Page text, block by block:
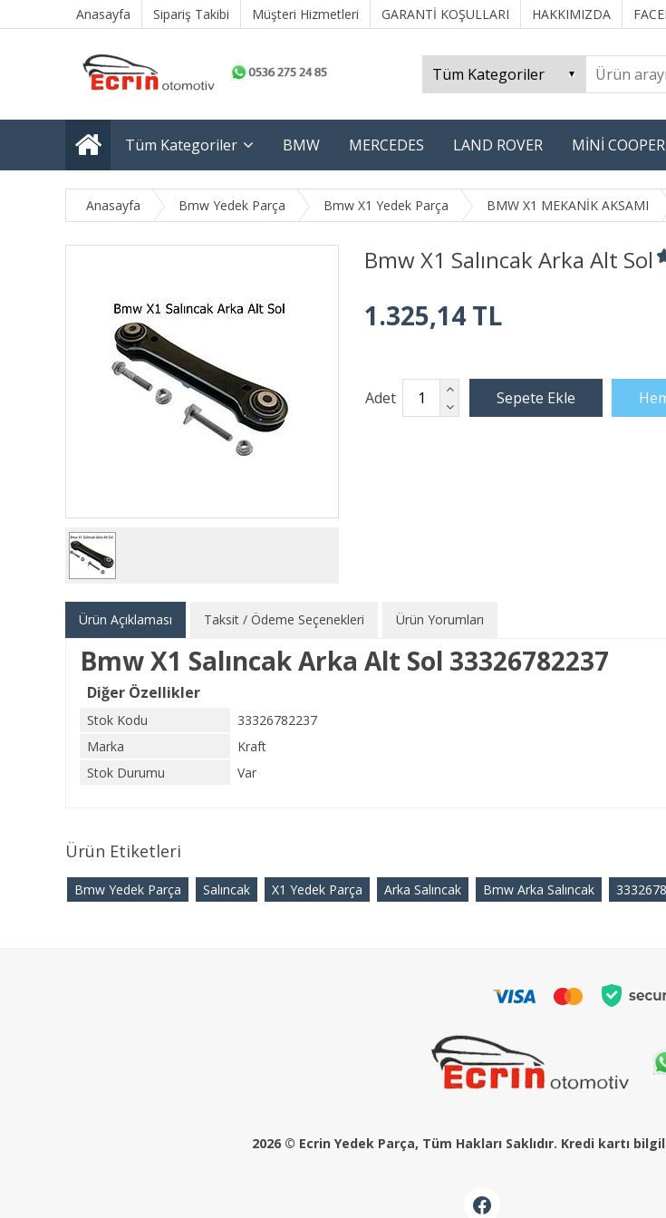
Anasayfa Sipariş Takibi Müşteri Hizmetleri GARANTİ KOŞULLARI HAKKIMIZDA
Tüm Kategoriler BMW MERCEDES LAND ROVER MİNİ COOPER
Anasayfa Bmw Yedek Parça Bmw X1 Yedek Parça BMW X1 MEKANİK AKSAMI
Bmw X1 Salıncak Arka Alt Sol
1.325,14 TL
Adet
Ürün Açıklaması Taksit / Ödeme Seçenekleri Ürün Yorumları
Bmw X1 Salıncak Arka Alt Sol 33326782237
Diğer Özellikler
Stok Kodu
33326782237
Marka
Kraft
Stok Durumu
Var
Ürün Etiketleri
Bmw Yedek Parça Salıncak X1 Yedek Parça Arka Salıncak Bmw Arka Salıncak
2026 © Ecrin Yedek Parça, Tüm Hakları Saklıdır. Kredi kartı